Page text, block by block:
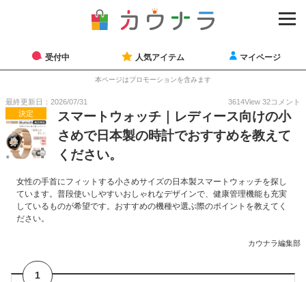
受付中 人気アイテム マイページ
本ページはプロモーションを含みます
最終更新日：2026/07/31 3614View 32コメント
決定
スマートウォッチ｜レディース向けの小
さめで日本製の時計でおすすめを教えて
ください。
女性の手首にフィットする小さめサイズの日本製スマートウォッチを探し
ています。普段使いしやすいおしゃれなデザインで、健康管理機能も充実
しているものが希望です。おすすめの機種や選ぶ際のポイントを教えてく
ださい。
カウナラ編集部
1